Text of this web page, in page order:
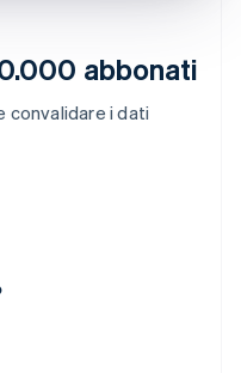
abbonati
convalidare i dati